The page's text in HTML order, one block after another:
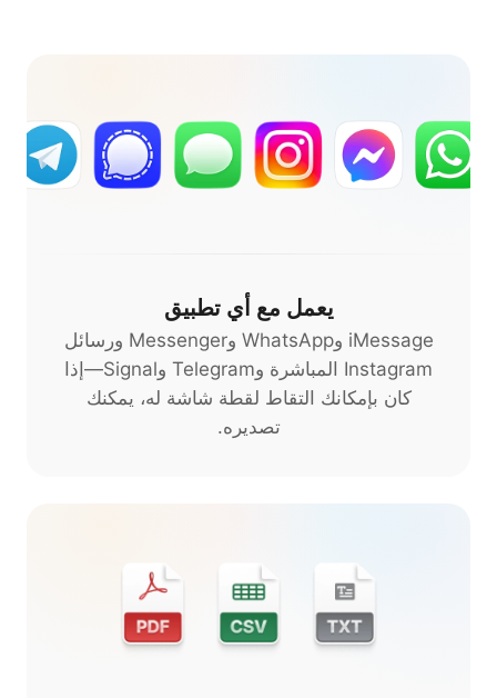
يعمل مع أي تطبيق
iMessage وWhatsApp وMessenger ورسائل
Instagram المباشرة وTelegram وSignal—إذا
كان بإمكانك التقاط لقطة شاشة له، يمكنك
تصديره.